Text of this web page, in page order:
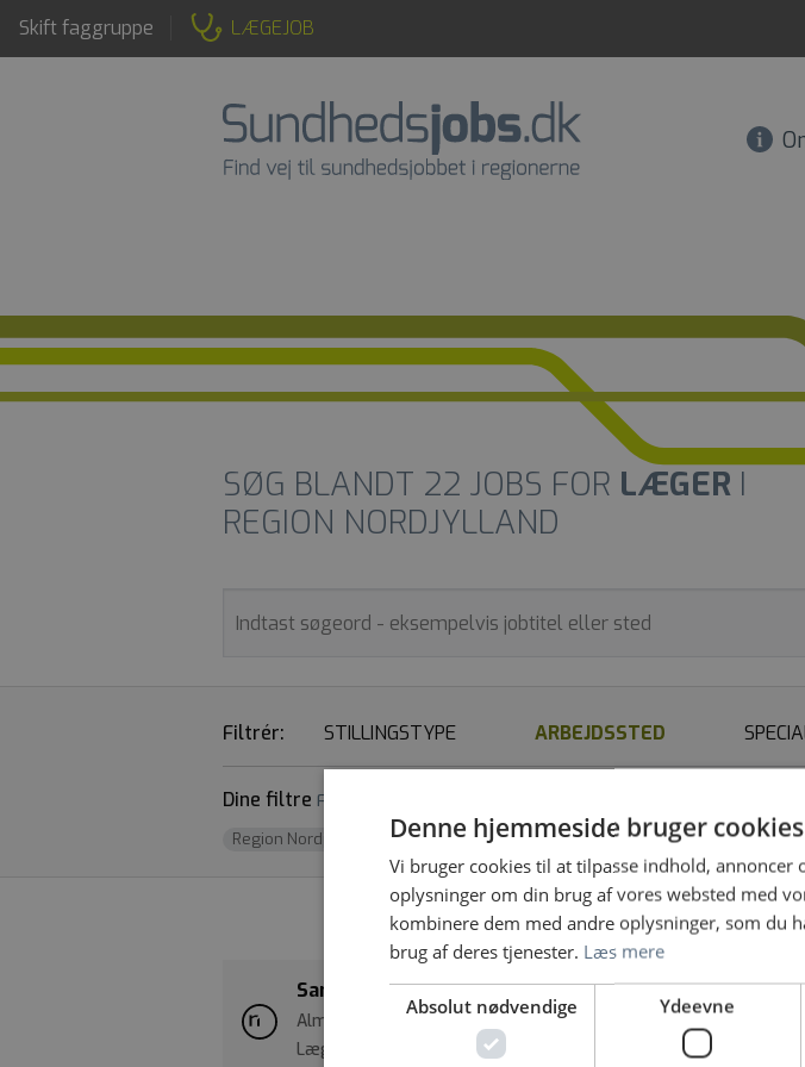
Skift faggruppe LÆGEJOB
SØG BLANDT 22 JOBS FOR LÆGER I
REGION NORDJYLLAND
Filtrér: STILLINGSTYPE ARBEJDSSTED
Dine filtre Fjern alle
Region Nordjylland
Sammenhængende uddannelsesforløb i Almen
Almen praksis - Region Nordjylland | Region Nordjylland, 0000
Læge | Almen medicin
Denne hjemmeside bruger cookies
Vi bruger cookies til at tilpasse indhold, annoncer
oplysninger om din brug af vores websted med
kombinere dem med andre oplysninger, som du
brug af deres tjenester. Læs mere
Absolut nødvendige Ydeevne